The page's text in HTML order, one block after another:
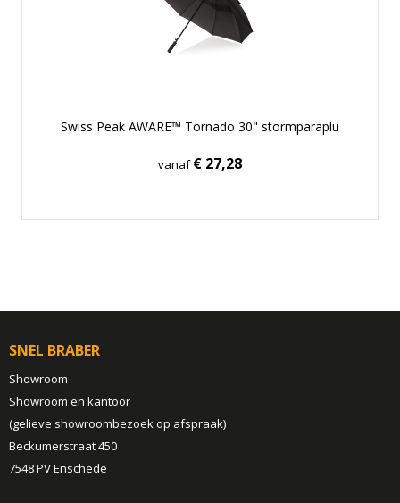
Swiss Peak AWARE™ Tornado 30" stormparaplu
vanaf€ 27,28
SNEL BRABER
Showroom
Showroom en kantoor
(gelieve showroombezoek op afspraak)
Beckumerstraat 450
7548 PV Enschede